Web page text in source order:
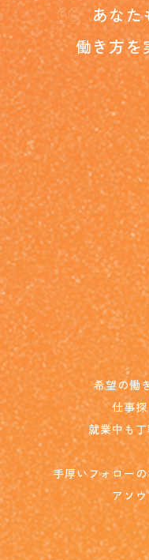
“
あなた
働き方を
希望の働
仕事
就業中も
手厚いフォロー
アソ